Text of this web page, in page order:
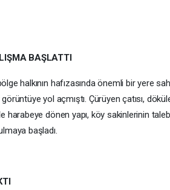
BAŞLATTI
halkının hafızasında önemli bir yere
yol açmıştı. Çürüyen çatısı,
harabeye dönen yapı, köy sakinlerinin
başladı.